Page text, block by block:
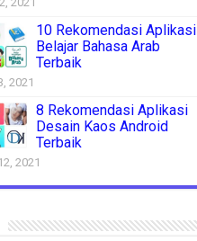
10 Rekomendasi Aplikasi
Belajar Bahasa Arab
Terbaik
2021
8 Rekomendasi Aplikasi
Desain Kaos Android
Terbaik
2021